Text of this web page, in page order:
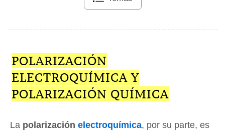
POLARIZACIÓN
ELECTROQUÍMICA Y
POLARIZACIÓN QUÍMICA
La polarización electroquímica, por su parte, es